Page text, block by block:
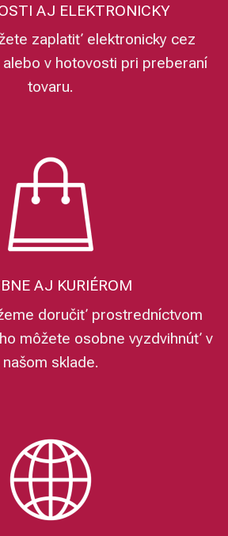
AJ ELEKTRONICKY
zaplatiť elektronicky cez
v hotovosti pri preberaní
tovaru.
AJ KURIÉROM
doručiť prostredníctvom
môžete osobne vyzdvihnúť v
našom sklade.